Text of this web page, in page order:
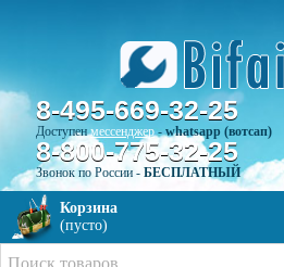
8-495-669-32-25
Доступенмессенджер-whatsapp (вотсап)
8-800-775-32-25
Звонок по России - БЕСПЛАТНЫЙ
Корзина
(пусто)